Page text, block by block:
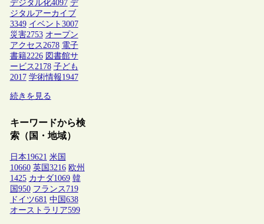
デジタル化4097 デ
ジタルアーカイブ
3349 イベント 3007
災害2753 オープン
アクセス 2678 電子
書籍2226 図書館サ
ービス 2178 子ども
2017 学術情報1947
続きを見る
キーワードから検
索（国・地域）
日本19621 米国
10660 英国 3216 欧州
1425 カナダ1069 韓
国 950 フランス 719
ドイツ681 中国 638
オーストラリア599